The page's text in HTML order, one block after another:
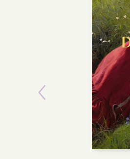
Previous